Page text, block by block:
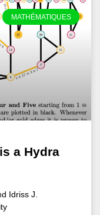
MATHÉMATIQUES
a Hydra
Idriss J.